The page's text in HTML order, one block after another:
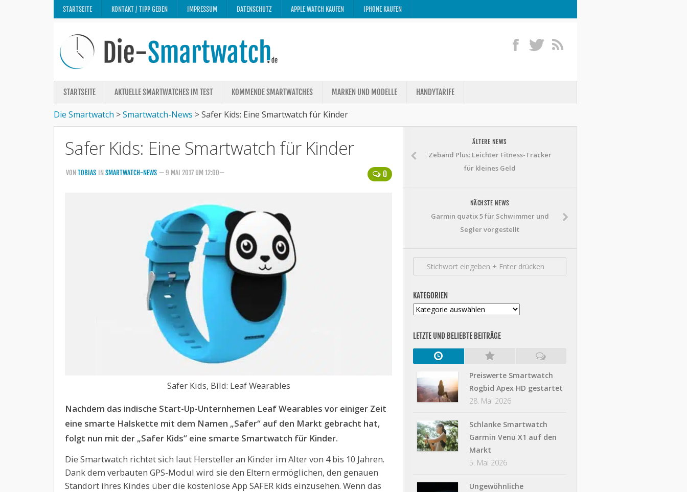
STARTSEITE KONTAKT / TIPP GEBEN IMPRESSUM DATENSCHUTZ APPLE WATCH KAUFEN IPHONE KAUFEN
STARTSEITE AKTUELLE SMARTWATCHES IM TEST KOMMENDE SMARTWATCHES MARKEN UND MODELLE HANDYTARIFE
Die Smartwatch >Smartwatch-News >Safer Kids: Eine Smartwatch für Kinder
Safer Kids: Eine Smartwatch für Kinder
0
VON TOBIAS IN SMARTWATCH-NEWS — 9 MAI 2017 UM 12:00—
Safer Kids, Bild: Leaf Wearables
Nachdem das indische Start-Up-Unternhemen Leaf Wearables vor einiger Zeit
eine smarte Halskette mit dem Namen „Safer“ auf den Markt gebracht hat,
folgt nun mit der „Safer Kids“ eine smarte Smartwatch für Kinder.
Die Smartwatch richtet sich laut Hersteller an Kinder im Alter von 4 bis 10 Jahren.
Dank dem verbauten GPS-Modul wird sie den Eltern ermöglichen, den genauen
Standort ihres Kindes über die kostenlose App SAFER kids einzusehen. Wenn das
ÄLTERE NEWS
Zeband Plus: Leichter Fitness-Tracker
für kleines Geld
NÄCHSTE NEWS
Garmin quatix 5 für Schwimmer und
Segler vorgestellt
KATEGORIEN
Kategorien
LETZTE UND BELIEBTE BEITRÄGE
Preiswerte Smartwatch
Rogbid Apex HD gestartet
28. Mai 2026
Schlanke Smartwatch
Garmin Venu X1 auf den
Markt
5. Mai 2026
Ungewöhnliche